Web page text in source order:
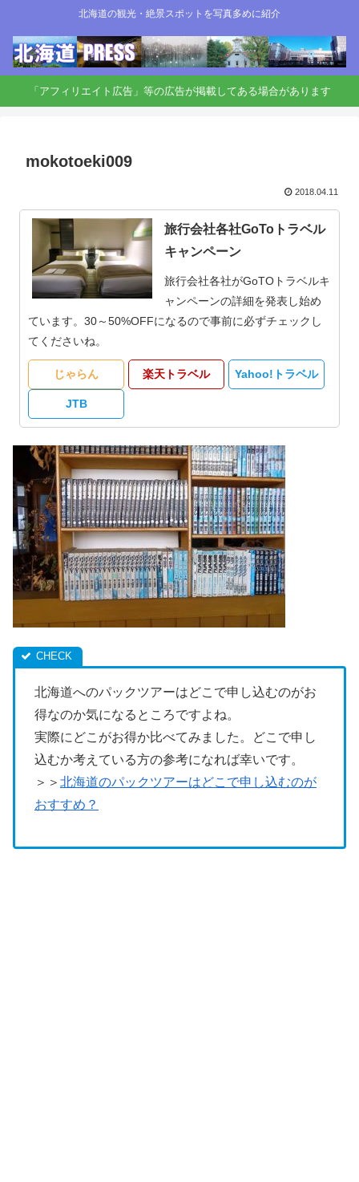
北海道の観光・絶景スポットを写真多めに紹介
「アフィリエイト広告」等の広告が掲載してある場合があります
mokotoeki009
2018.04.11
旅行会社各社GoToトラベル
キャンペーン
旅行会社各社がGoTOトラベルキ
ャンペーンの詳細を発表し始め
ています。30～50%OFFになるので事前に必ずチェックし
てくださいね。
じゃらん 楽天トラベル Yahoo!トラベル
JTB
北海道へのパックツアーはどこで申し込むのがお
得なのか気になるところですよね。
実際にどこがお得か比べてみました。どこで申し
込むか考えている方の参考になれば幸いです。
＞＞ 北海道のパックツアーはどこで申し込むのが
おすすめ？